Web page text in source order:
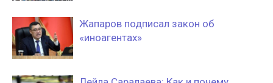
Жапаров подписал закон об
«иноагентах»